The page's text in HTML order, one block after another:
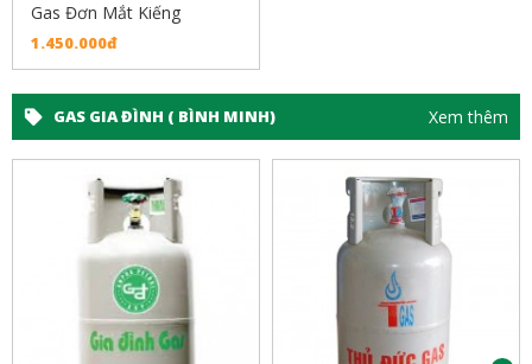
Gas Đơn Mắt Kiếng
1.450.000đ
GAS GIA ĐÌNH ( BÌNH MINH) Xem thêm